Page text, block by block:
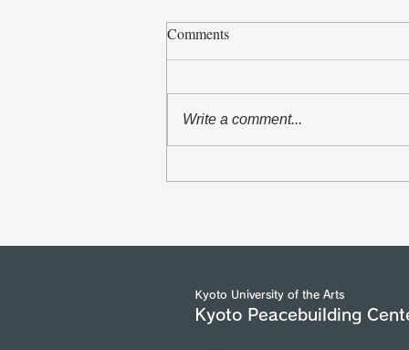
Organizations in Geneva took
(25/7/2026)
Comments
Write a comment...
Kyoto University of the Arts
Kyoto Peacebuilding